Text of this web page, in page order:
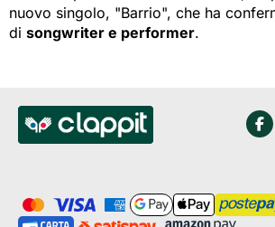
nuovo singolo, "Barrio", che ha
di songwriter e performer.